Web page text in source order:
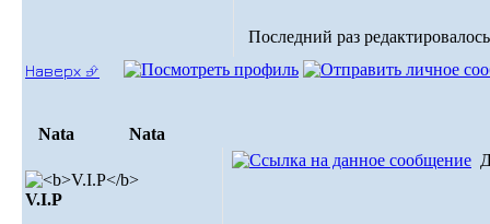
Последний раз
Наверх ⮵
Nata Nata
V.I.Р